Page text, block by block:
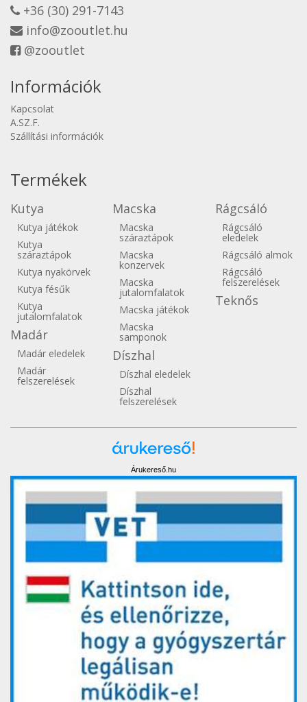
+36 (30) 291-7143
info@zooutlet.hu
@zooutlet
Információk
Kapcsolat
A.SZ.F.
Szállítási információk
Termékek
Kutya
Kutya játékok
Kutya
száraztápok
Kutya nyakörvek
Kutya fésűk
Kutya
jutalomfalatok
Madár
Madár eledelek
Madár
felszerelések
Macska
Macska
száraztápok
Macska
konzervek
Macska
jutalomfalatok
Macska játékok
Macska
samponok
Díszhal
Díszhal eledelek
Díszhal
felszerelések
Rágcsáló
Rágcsáló
eledelek
Rágcsáló almok
Rágcsáló
felszerelések
Teknős
Árukereső.hu